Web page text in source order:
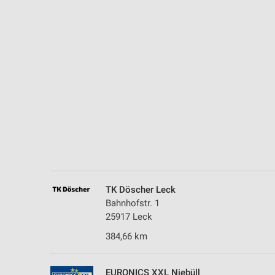
TK Döscher Leck
Bahnhofstr. 1
25917 Leck
384,66 km
EURONICS XXL Niebüll